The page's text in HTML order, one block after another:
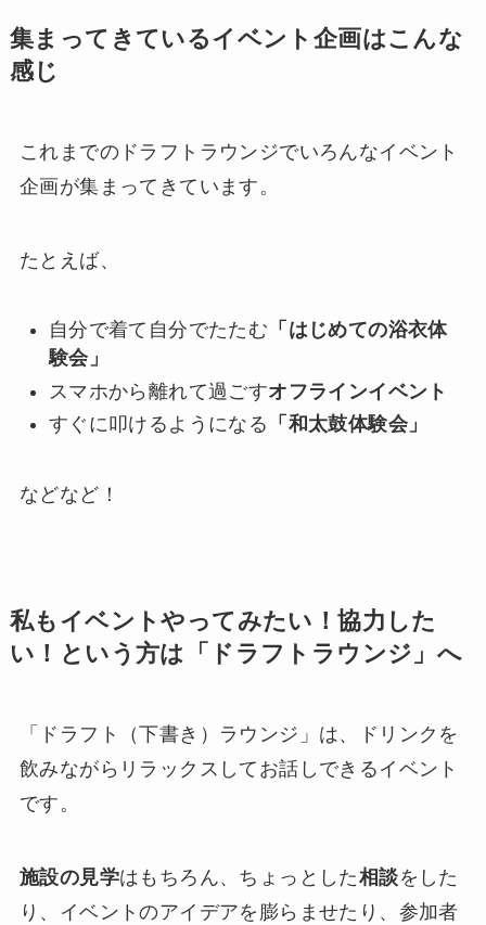
集まってきているイベント企画はこんな
感じ
これまでのドラフトラウンジでいろんなイベント
企画が集まってきています。
たとえば、
自分で着て自分でたたむ 「はじめての浴衣体
験会」
スマホから離れて過ごすオフラインイベント
すぐに叩けるようになる 「和太鼓体験会」
などなど！
私もイベントやってみたい！協力した
い！という方は「ドラフトラウンジ」へ
「ドラフト（下書き）ラウンジ」は、ドリンクを
飲みながらリラックスしてお話しできるイベント
です。
施設の見学はもちろん、ちょっとした相談をした
り、イベントのアイデアを膨らませたり、参加者